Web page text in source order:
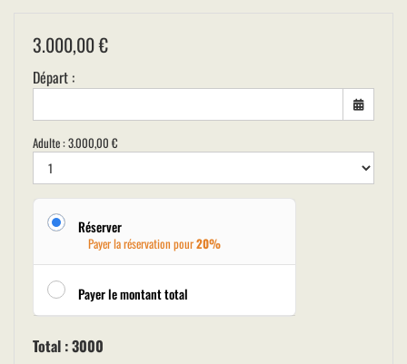
3.000,00€
Départ :
Adulte :3.000,00 €
Réserver
Payer la réservation pour20%
Payer le montant total
Total :3000